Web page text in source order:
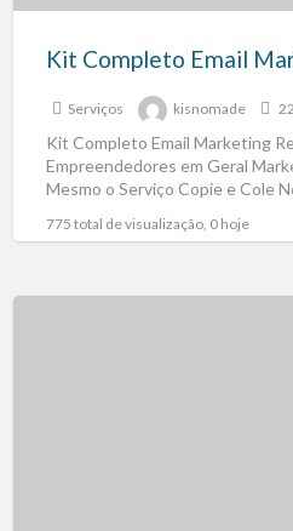
Serviços kisnomade
Kit Completo Email Marketing
Empreendedores em Geral
Mesmo o Serviço Copie e Cole
775 total de visualização, 0 hoje